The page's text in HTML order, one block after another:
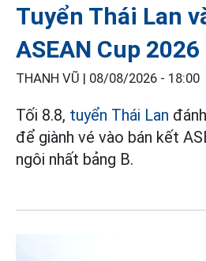
Tuyển Thái Lan
ASEAN Cup 2026
THANH VŨ | 08/08/2026 - 18:00
Tối 8.8, tuyển Thái Lan
để giành vé vào bán kết
ngôi nhất bảng B.